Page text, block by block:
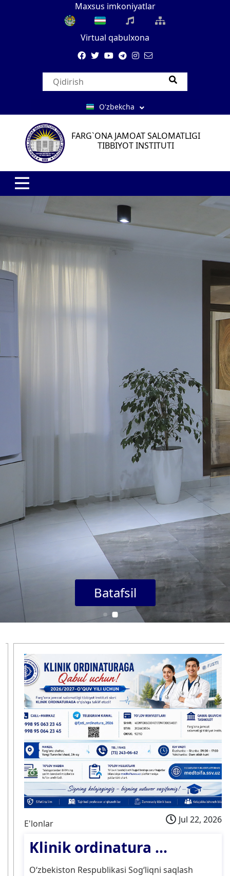
Maxsus imkoniyatlar
Virtual qabulxona
O'zbekcha
FARG`ONA JAMOAT SALOMATLIGI
TIBBIYOT INSTITUTI
Batafsil
E'lonlar Jul 22, 2026
Klinik ordinatura ...
O‘zbekiston Respublikasi Sog‘liqni saqlash